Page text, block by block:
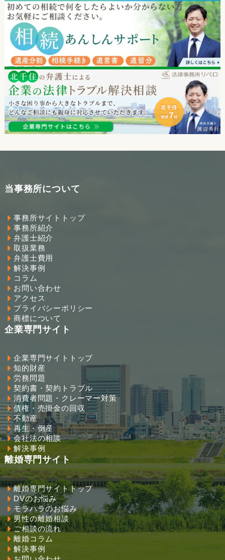
当事務所について
事務所サイトトップ
事務所紹介
弁護士紹介
取扱業務
弁護士費用
解決事例
コラム
お問い合わせ
アクセス
プライバシーポリシー
商標について
企業専門サイト
企業専門サイトトップ
知的財産
労務問題
契約書・契約トラブル
消費者問題・クレーマー対策
債権・売掛金の回収
不動産
再生・倒産
会社法の相談
解決事例
離婚専門サイト
離婚専門サイトトップ
DVのお悩み
モラハラのお悩み
男性の離婚相談
ご相談の流れ
離婚コラム
解決事例